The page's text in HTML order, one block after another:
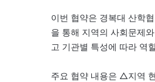
이번 협약은 경복대 산학
을 통해 지역의 사회문제
고 기관별 특성에 따라 역
주요 협약 내용은 △지역